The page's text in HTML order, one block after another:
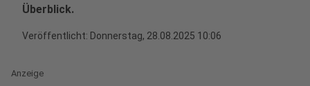
Überblick.
Veröffentlicht: Donnerstag, 28.08.2025 10:06
Anzeige